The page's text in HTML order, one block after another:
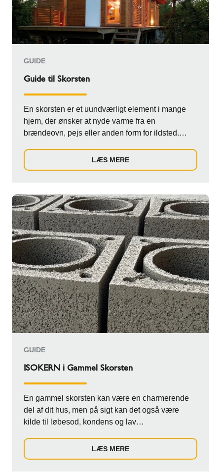
GUIDE
Guide til Skorsten
En skorsten er et uundværligt element i mange
hjem, der ønsker at nyde varme fra en
brændeovn, pejs eller anden form for ildsted.
LÆS MERE
GUIDE
ISOKERN i Gammel Skorsten
En gammel skorsten kan være en charmerende
del af dit hus, men på sigt kan det også være
kilde til løbesod, kondens og lav
LÆS MERE